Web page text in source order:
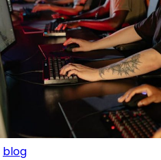
blog